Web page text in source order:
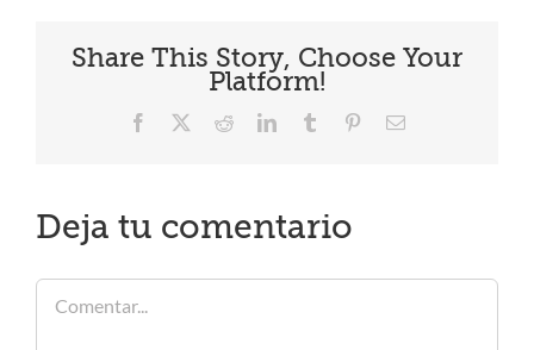
Share This Story, Choose Your
Platform!
Facebook RedditLinkedInTumblr PinterestCorreo
Deja tu comentario
Comentar